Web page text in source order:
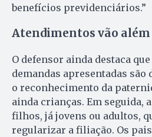
benefícios previdenciários.”
Atendimentos vão
O defensor ainda destaca
demandas apresentadas são
o reconhecimento da
ainda crianças. Em seguida,
filhos, já jovens ou adultos,
regularizar a filiação. Os